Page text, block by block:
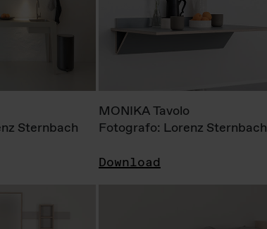
Sternbach
MONIKA Tavolo
Fotografo: Lorenz Sternbach
Download